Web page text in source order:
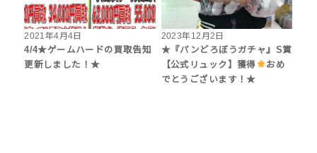
2021年4月4日
4/4★ゲームハードの買取告知
更新しました！★
2023年12月2日
★『パンどろぼうガチャ』S賞
【公式リュック】獲得
おめ
でとうございます！★